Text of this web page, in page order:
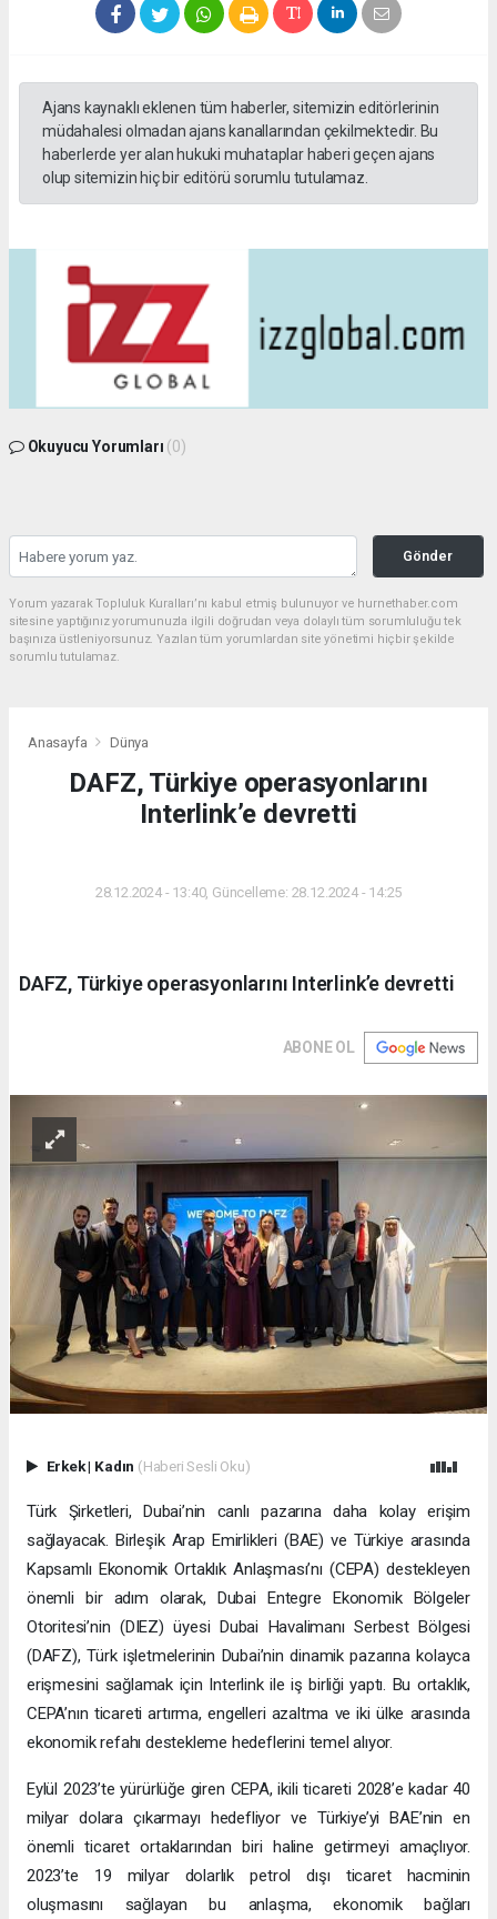
Ajans kaynaklı eklenen tüm haberler, sitemizin editörlerinin
müdahalesi olmadan ajans kanallarından çekilmektedir. Bu
haberlerde yer alan hukuki muhataplar haberi geçen ajans
olup sitemizin hiç bir editörü sorumlu tutulamaz.
Okuyucu Yorumları (0)
Gönder
Yorum yazarak Topluluk Kuralları’nı kabul etmiş bulunuyor ve hurnethaber.com
sitesine yaptığınız yorumunuzla ilgili doğrudan veya dolaylı tüm sorumluluğu tek
başınıza üstleniyorsunuz. Yazılan tüm yorumlardan site yönetimi hiçbir şekilde
sorumlu tutulamaz.
Anasayfa Dünya
DAFZ, Türkiye operasyonlarını
Interlink’e devretti
28.12.2024 - 13:40, Güncelleme: 28.12.2024 - 14:25
DAFZ, Türkiye operasyonlarını Interlink’e devretti
ABONE OL
Erkek| Kadın (Haberi Sesli Oku)
Türk Şirketleri, Dubai’nin canlı pazarına daha kolay erişim
sağlayacak. Birleşik Arap Emirlikleri (BAE) ve Türkiye arasında
Kapsamlı Ekonomik Ortaklık Anlaşması’nı (CEPA) destekleyen
önemli bir adım olarak, Dubai Entegre Ekonomik Bölgeler
Otoritesi’nin (DIEZ) üyesi Dubai Havalimanı Serbest Bölgesi
(DAFZ), Türk işletmelerinin Dubai’nin dinamik pazarına kolayca
erişmesini sağlamak için Interlink ile iş birliği yaptı. Bu ortaklık,
CEPA’nın ticareti artırma, engelleri azaltma ve iki ülke arasında
ekonomik refahı destekleme hedeflerini temel alıyor.
Eylül 2023’te yürürlüğe giren CEPA, ikili ticareti 2028’e kadar 40
milyar dolara çıkarmayı hedefliyor ve Türkiye’yi BAE’nin en
önemli ticaret ortaklarından biri haline getirmeyi amaçlıyor.
2023’te 19 milyar dolarlık petrol dışı ticaret hacminin
oluşmasını sağlayan bu anlaşma, ekonomik bağları